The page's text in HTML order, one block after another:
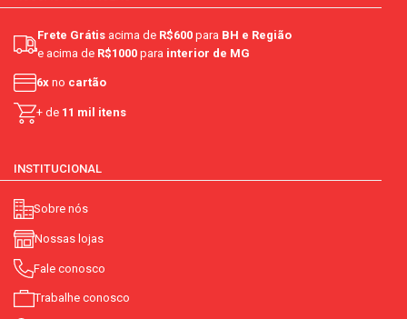
Frete Grátis acima de R$600 para BH e Região
e acima de R$1000 para interior de MG
6x no cartão
+ de 11 mil itens
INSTITUCIONAL
Sobre nós
Nossas lojas
Fale conosco
Trabalhe conosco